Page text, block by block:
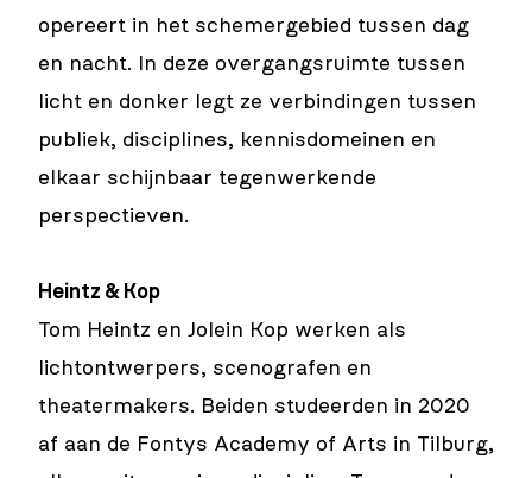
opereert in het schemergebied tussen dag
en nacht. In deze overgangsruimte tussen
licht en donker legt ze verbindingen tussen
publiek, disciplines, kennisdomeinen en
elkaar schijnbaar tegenwerkende
perspectieven.
Heintz & Kop
Tom Heintz en Jolein Kop werken als
lichtontwerpers, scenografen en
theatermakers. Beiden studeerden in 2020
af aan de Fontys Academy of Arts in Tilburg,